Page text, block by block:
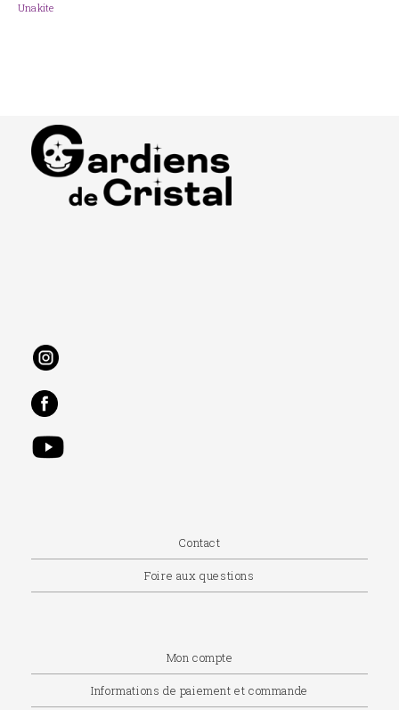
Unakite
Contact
Foire aux questions
Mon compte
Informations de paiement et commande